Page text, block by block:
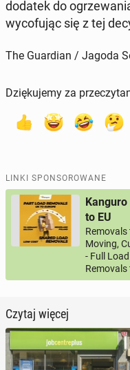
dodatek do
wy­co­fu­jąc się z tej
The Guardian / Jagoda
Dziękujemy za
LINKI SPONSOROWANE
to EU
Removals
Moving,
- Full
Czytaj więcej